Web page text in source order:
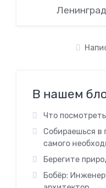
В нашем
Что
Собираешься в
самого
Берегите
Бобёр: